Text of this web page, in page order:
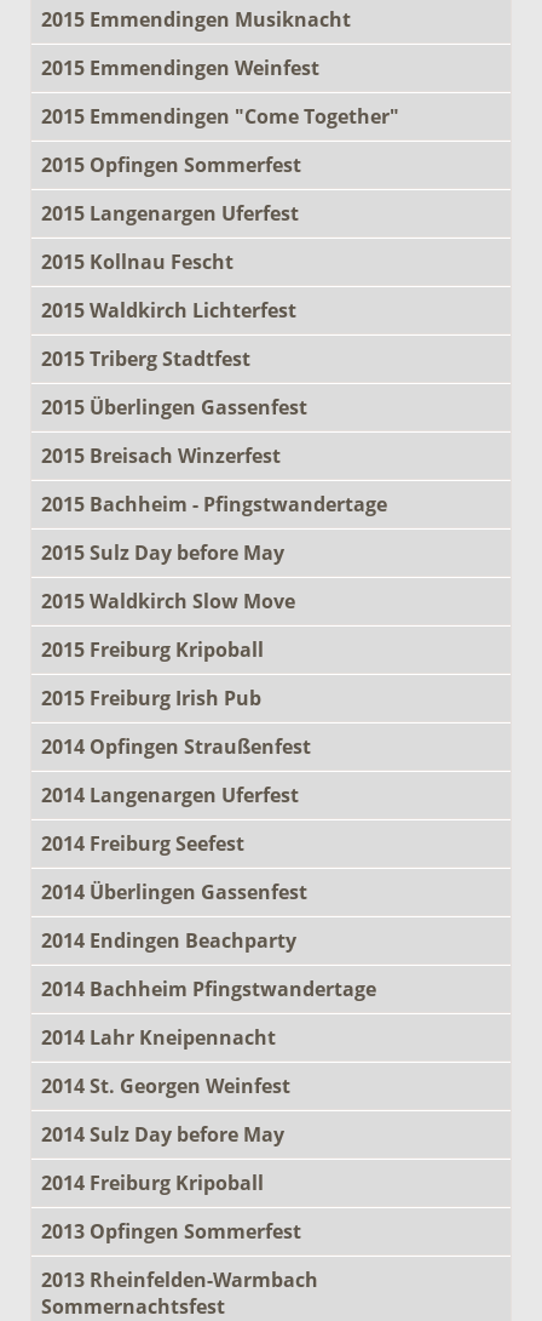
2015 Emmendingen Musiknacht
2015 Emmendingen Weinfest
2015 Emmendingen "Come Together"
2015 Opfingen Sommerfest
2015 Langenargen Uferfest
2015 Kollnau Fescht
2015 Waldkirch Lichterfest
2015 Triberg Stadtfest
2015 Überlingen Gassenfest
2015 Breisach Winzerfest
2015 Bachheim - Pfingstwandertage
2015 Sulz Day before May
2015 Waldkirch Slow Move
2015 Freiburg Kripoball
2015 Freiburg Irish Pub
2014 Opfingen Straußenfest
2014 Langenargen Uferfest
2014 Freiburg Seefest
2014 Überlingen Gassenfest
2014 Endingen Beachparty
2014 Bachheim Pfingstwandertage
2014 Lahr Kneipennacht
2014 St. Georgen Weinfest
2014 Sulz Day before May
2014 Freiburg Kripoball
2013 Opfingen Sommerfest
2013 Rheinfelden-Warmbach
Sommernachtsfest